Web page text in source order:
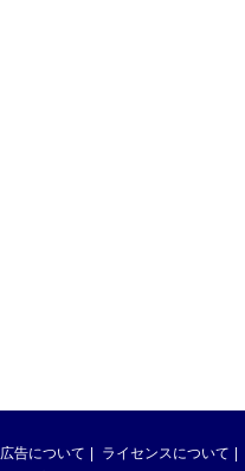
広告について ライセンスについて